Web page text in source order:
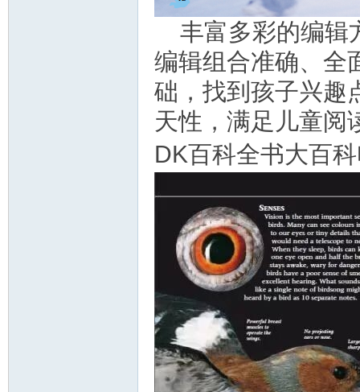
丰富多彩的编辑
编辑组合准确、全
础，找到孩子兴趣
天性，满足儿童阅
DK百科全书大百